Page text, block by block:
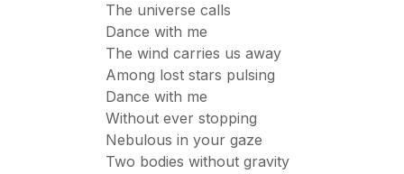
The universe calls
Dance with me
The wind carries us away
Among lost stars pulsing
Dance with me
Without ever stopping
Nebulous in your gaze
Two bodies without gravity